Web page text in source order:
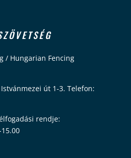
/ Hungarian Fencing
út 1-3. Telefon:
rendje: